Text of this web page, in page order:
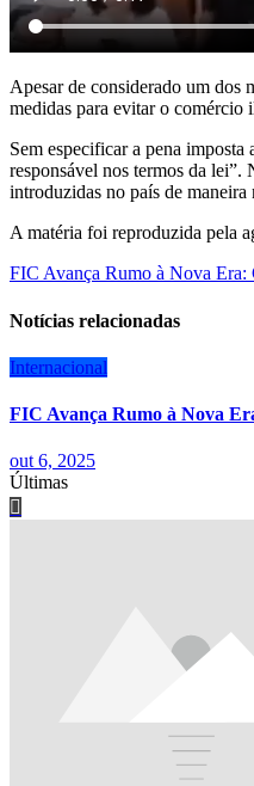
Apesar de considerado um dos
medidas para evitar o comércio
Sem especificar a pena
responsável nos termos da lei”.
introduzidas no país de maneira
A matéria foi reproduzida pela
Navegação
de
FIC Avança Rumo à Nova Era:
Notícias relacionadas
Internacional
FIC Avança Rumo à Nova
out 6, 2025
Últimas